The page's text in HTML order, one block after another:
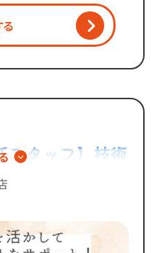
」
店舗平均）
スタッフ】技術
の環境